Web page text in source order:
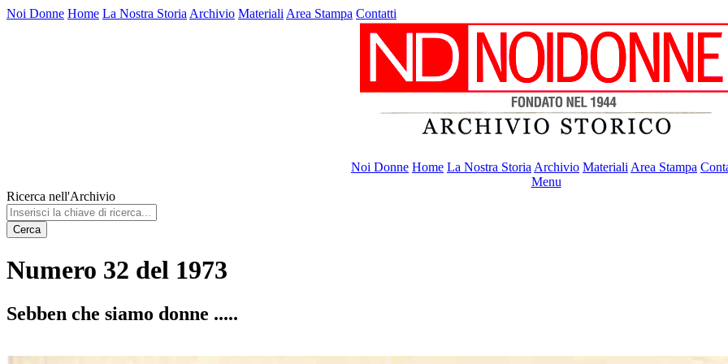
Noi Donne Home La Nostra Storia Archivio Materiali Area Stampa Contatti
Noi Donne Home La Nostra Storia Archivio Materiali Area Stampa
Menu
Ricerca nell'Archivio
Cerca
Numero 32 del 1973
Sebben che siamo donne .....